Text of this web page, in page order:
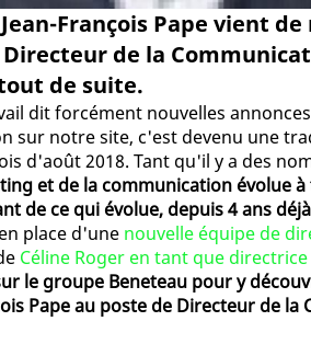
François Pape vient
de la
de suite.
dit forcément nouvelles annonces
sur notre site, c'est devenu une
d'août 2018. Tant qu'il y a des
et de la communication évolue
de ce qui évolue, depuis 4 ans déjà
place d'une nouvelle équipe de
Céline Roger en tant que
le groupe Beneteau pour y
Pape au poste de Directeur de la